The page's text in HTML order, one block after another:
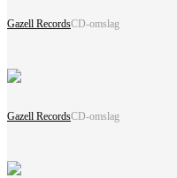
Gazell RecordsCD-omslag
Gazell RecordsCD-omslag